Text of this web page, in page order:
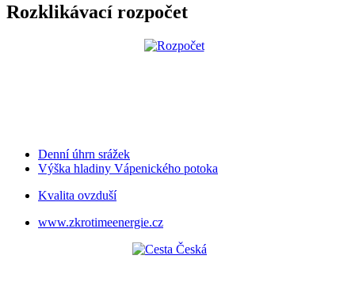
Rozklikávací rozpočet
Denní úhrn srážek
Výška hladiny Vápenického potoka
Kvalita ovzduší
www.zkrotimeenergie.cz